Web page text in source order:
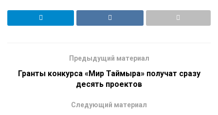
Предыдущий материал
Гранты конкурса «Мир Таймыра» получат сразу
десять проектов
Следующий материал